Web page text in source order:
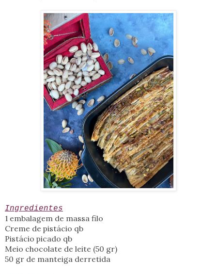
Ingredientes
1 embalagem de massa filo
Creme de pistácio qb
Pistácio picado qb
Meio chocolate de leite (50 gr)
50 gr de manteiga derretida